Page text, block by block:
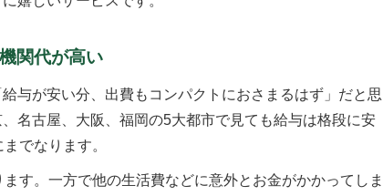
関代が高い
与が安い分、出費もコンパクトにおさまるはず」だと思
名古屋、大阪、福岡の5大都市で見ても給与は格段に安
でなります。
す。一方で他の生活費などに意外とお金がかかってしま